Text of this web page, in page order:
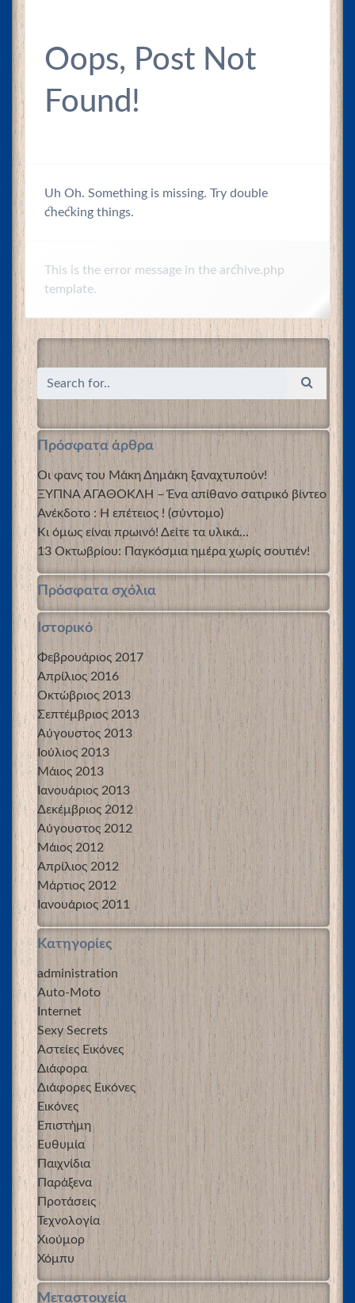
Oops, Post Not
Found!
Uh Oh. Something is missing. Try double
checking things.
This is the error message in the archive.php
template.
Πρόσφατα άρθρα
Οι φανς του Μάκη Δημάκη ξαναχτυπούν!
ΞΥΠΝΑ ΑΓΑΘΟΚΛΗ – Ένα απίθανο σατιρικό βίντεο
Ανέκδοτο : Η επέτειος ! (σύντομο)
Κι όμως είναι πρωινό! Δείτε τα υλικά…
13 Οκτωβρίου: Παγκόσμια ημέρα χωρίς σουτιέν!
Πρόσφατα σχόλια
Ιστορικό
Φεβρουάριος 2017
Απρίλιος 2016
Οκτώβριος 2013
Σεπτέμβριος 2013
Αύγουστος 2013
Ιούλιος 2013
Μάιος 2013
Ιανουάριος 2013
Δεκέμβριος 2012
Αύγουστος 2012
Μάιος 2012
Απρίλιος 2012
Μάρτιος 2012
Ιανουάριος 2011
Kατηγορίες
administration
Auto-Moto
Internet
Sexy Secrets
Αστείες Εικόνες
Διάφορα
Διάφορες Εικόνες
Εικόνες
Επιστήμη
Ευθυμία
Παιχνίδια
Παράξενα
Προτάσεις
Τεχνολογία
Χιούμορ
Χόμπυ
Μεταστοιχεία